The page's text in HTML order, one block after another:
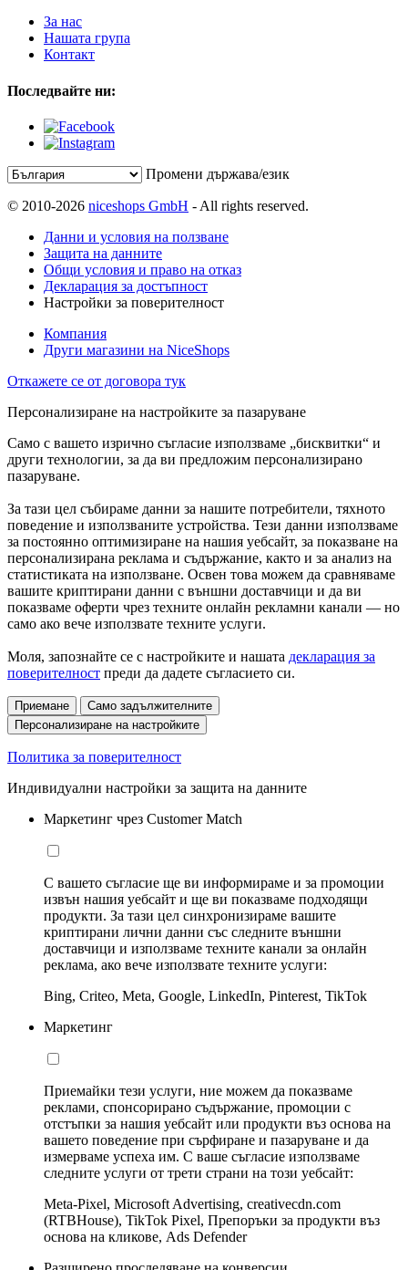
За нас
Нашата група
Контакт
Последвайте ни:
Промени държава/език
© 2010-2026 niceshops GmbH - All rights reserved.
Данни и условия на ползване
Защита на данните
Общи условия и право на отказ
Декларация за достъпност
Настройки за поверителност
Компания
Други магазини на NiceShops
Откажете се от договора тук
Персонализиране на настройките за пазаруване
Само с вашето изрично съгласие използваме „бисквитки“ и
други технологии, за да ви предложим персонализирано
пазаруване.
За тази цел събираме данни за нашите потребители, тяхното
поведение и използваните устройства. Тези данни използваме
за постоянно оптимизиране на нашия уебсайт, за показване на
персонализирана реклама и съдържание, както и за анализ на
статистиката на използване. Освен това можем да сравняваме
вашите криптирани данни с външни доставчици и да ви
показваме оферти чрез техните онлайн рекламни канали — но
само ако вече използвате техните услуги.
Моля, запознайте се с настройките и нашата декларация за
поверителност преди да дадете съгласието си.
Приемане
Само задължителните
Персонализиране на настройките
Политика за поверителност
Индивидуални настройки за защита на данните
Маркетинг чрез Customer Match
С вашето съгласие ще ви информираме и за промоции
извън нашия уебсайт и ще ви показваме подходящи
продукти. За тази цел синхронизираме вашите
криптирани лични данни със следните външни
доставчици и използваме техните канали за онлайн
реклама, ако вече използвате техните услуги:
Bing, Criteo, Meta, Google, LinkedIn, Pinterest, TikTok
Маркетинг
Приемайки тези услуги, ние можем да показваме
реклами, спонсорирано съдържание, промоции с
отстъпки за нашия уебсайт или продукти въз основа на
вашето поведение при сърфиране и пазаруване и да
измерваме успеха им. С ваше съгласие използваме
следните услуги от трети страни на този уебсайт:
Meta-Pixel, Microsoft Advertising, creativecdn.com
(RTBHouse), TikTok Pixel, Препоръки за продукти въз
основа на кликове, Ads Defender